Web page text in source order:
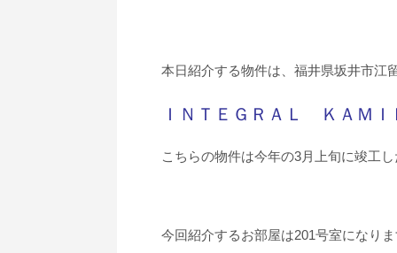
本日紹介する物件は、福井県坂井市江
ＩＮＴＥＧＲＡＬ ＫＡＭＩ
こちらの物件は今年の3月上旬に竣工
今回紹介するお部屋は201号室になり